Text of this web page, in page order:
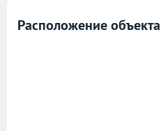
Расположение объекта